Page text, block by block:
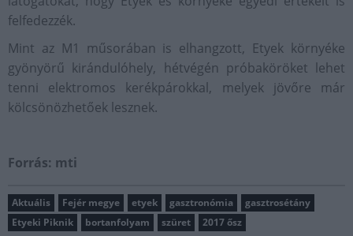
felfedezzék.
Mint az M1 műsorában is elhangzott, Etyek környéke
gyönyörű kirándulóhely, hétvégén próbaköröket lehet
tenni elektromos kerékpárokkal, melyek jövőre már
kölcsönözhetőek lesznek.
Forrás: mti
Aktuális Fejér megye etyek gasztronómia
gasztrosétány
Etyeki Piknik
bortanfolyam szüret 2017 ősz